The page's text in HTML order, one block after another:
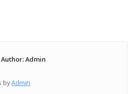
Admin
byAdmin